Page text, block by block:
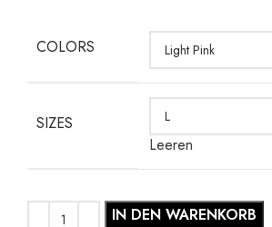
COLORS
SIZES
Leeren
IN DEN WARENKORB